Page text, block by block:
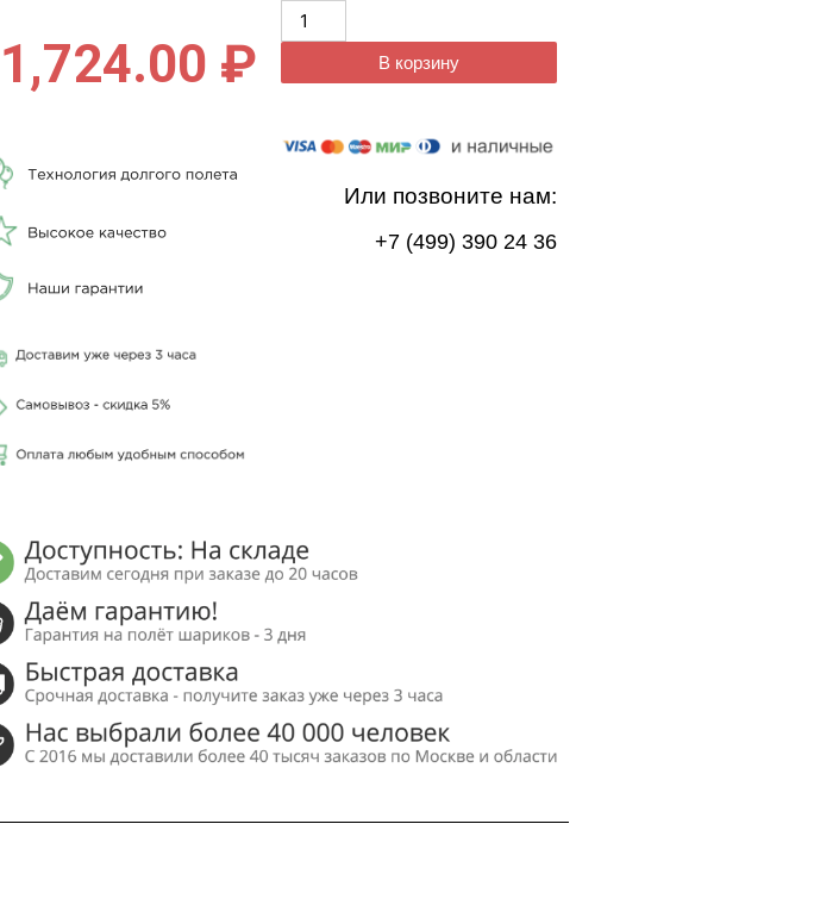
1,724.00 ₽ В корзину
Или позвоните нам:
+7 (499) 390 24 36